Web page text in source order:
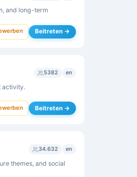
and long-term
Beitreten →
5382 en
activity.
Beitreten →
34.632 en
themes, and social